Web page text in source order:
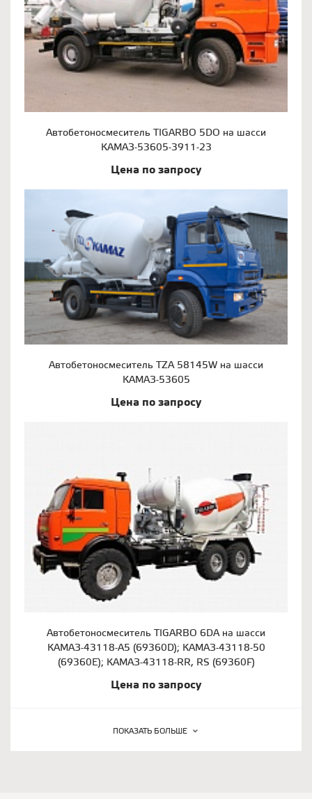
Автобетоносмеситель TIGARBO 5DО на шасси
КАМАЗ-53605-3911-23
Цена по запросу
Автобетоносмеситель TZA 58145W на шасси
КАМАЗ-53605
Цена по запросу
Автобетоносмеситель TIGARBO 6DA на шасси
КАМАЗ-43118-A5 (69360D); КАМАЗ-43118-50
(69360E); КАМАЗ-43118-RR, RS (69360F)
Цена по запросу
ПОКАЗАТЬ БОЛЬШЕ